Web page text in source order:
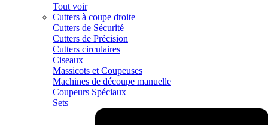
Tout voir
Cutters à coupe droite
Cutters de Sécurité
Cutters de Précision
Cutters circulaires
Ciseaux
Massicots et Coupeuses
Machines de découpe manuelle
Coupeurs Spéciaux
Sets